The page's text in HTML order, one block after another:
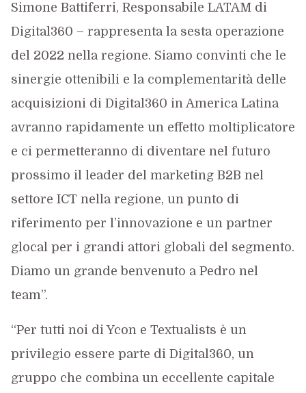
Simone Battiferri, Responsabile LATAM di
Digital360 – rappresenta la sesta operazione
del 2022 nella regione. Siamo convinti che le
sinergie ottenibili e la complementarità delle
acquisizioni di Digital360 in America Latina
avranno rapidamente un effetto moltiplicatore
e ci permetteranno di diventare nel futuro
prossimo il leader del marketing B2B nel
settore ICT nella regione, un punto di
riferimento per l’innovazione e un partner
glocal per i grandi attori globali del segmento.
Diamo un grande benvenuto a Pedro nel
team”.
“Per tutti noi di Ycon e Textualists è un
privilegio essere parte di Digital360, un
gruppo che combina un eccellente capitale